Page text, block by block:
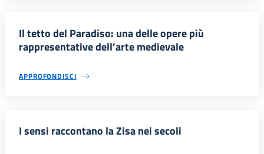
Il tetto del Paradiso: una delle opere più
rappresentative dell’arte medievale
APPROFONDISCI
I sensi raccontano la Zisa nei secoli